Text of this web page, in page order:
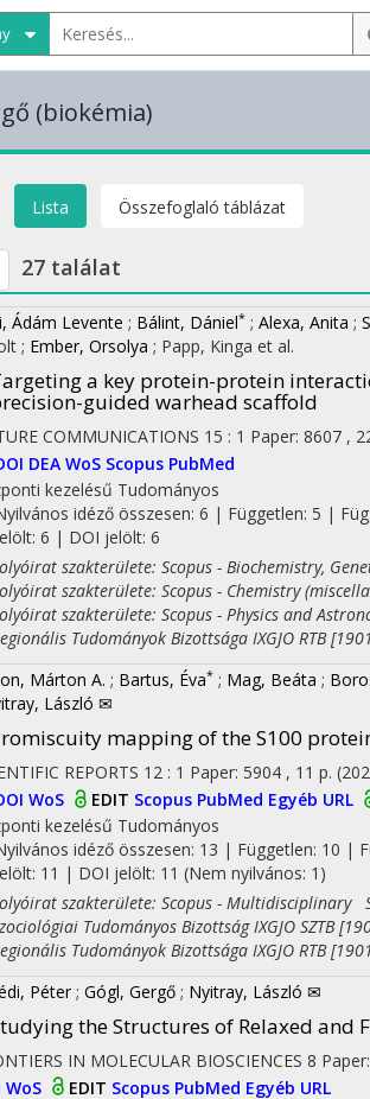
(biokémia)
Lista Összefoglaló táblázat
27 találat
Ádám Levente ; Bálint, Dániel* ; Alexa, Anita ;
; Ember, Orsolya ; Papp, Kinga et al.
a key protein-protein
guided warhead scaffold
COMMUNICATIONS 15 : 1 Paper: 8607 ,
DEA WoS Scopus PubMed
kezelésű Tudományos
idéző összesen: 6 | Független: 5 |
6 | DOI jelölt: 6
szakterülete: Scopus - Biochemistry,
szakterülete: Scopus - Chemistry
szakterülete: Scopus - Physics and
Tudományok Bizottsága IXGJO RTB
Márton A. ; Bartus, Éva* ; Mag, Beáta ;
László ✉
mapping of the S100
REPORTS 12 : 1 Paper: 5904 , 11 p.
WoS EDIT Scopus PubMed Egyéb URL
kezelésű Tudományos
idéző összesen: 13 | Független: 10 |
11 | DOI jelölt: 11 (Nem nyilvános: 1)
szakterülete: Scopus - Multidisciplinary
Tudományos Bizottság IXGJO SZTB
Tudományok Bizottsága IXGJO RTB
Péter ; Gógl, Gergő ; Nyitray, László ✉
the Structures of Relaxed and
IN MOLECULAR BIOSCIENCES 8
WoS EDIT Scopus PubMed Egyéb URL